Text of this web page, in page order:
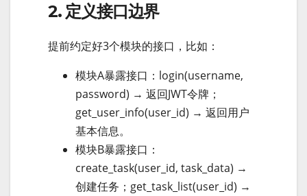
2. 定义接口边界
提前约定好3个模块的接口，比如：
模块A暴露接口：login(username,
password) → 返回JWT令牌；
get_user_info(user_id) → 返回用户
基本信息。
模块B暴露接口：
create_task(user_id, task_data) →
创建任务；get_task_list(user_id) →